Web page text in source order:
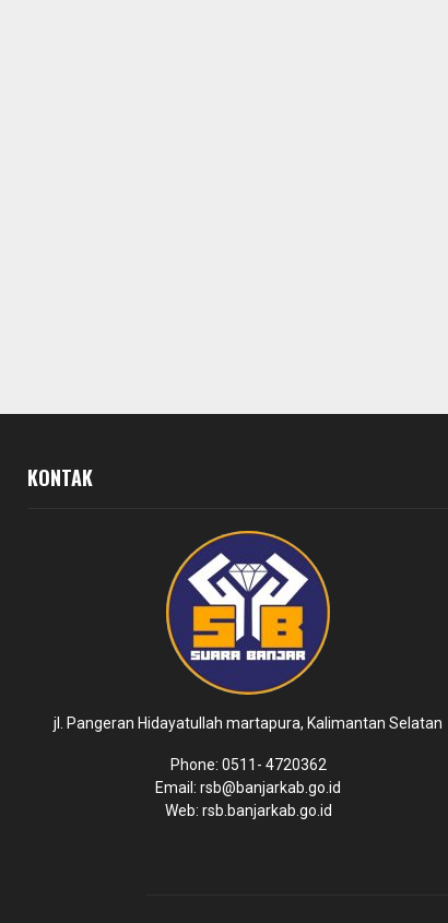
KONTAK
jl. Pangeran Hidayatullah martapura, Kalimantan Selatan
Phone: 0511- 4720362
Email: rsb@banjarkab.go.id
Web: rsb.banjarkab.go.id